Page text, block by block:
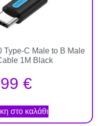
Type-C Male to B Male
1M Black
€
στο καλάθι